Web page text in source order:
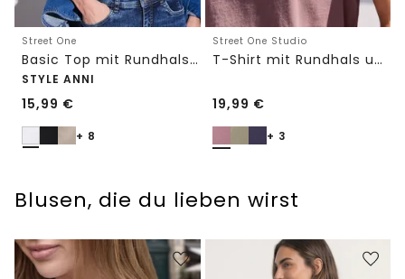
Street One
Basic Top mit Rundhals in Unifarbe
STYLE ANNI
15,99 €
+ 8
Street One Studio
T-Shirt mit Rundhals und Embroidery-Detail
19,99 €
+ 3
Blusen, die du lieben wirst